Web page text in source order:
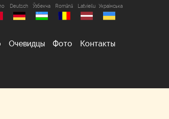
Deutsch Ўзбекча Română Latviešu Українська
Очевидцы Фото Контакты